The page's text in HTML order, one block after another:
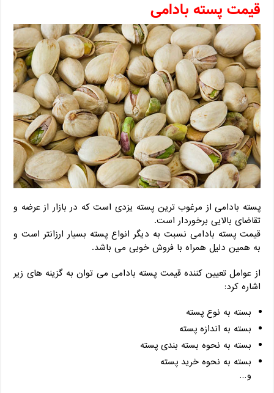
قیمت پسته بادامی
پسته بادامی از مرغوب ترین پسته یزدی است که در بازار از عرضه و
تقاضای بالایی برخوردار است.
قیمت پسته بادامی نسبت به دیگر انواع پسته بسیار ارزانتر است و
به همین دلیل همراه با فروش خوبی می باشد.
از عوامل تعیین کننده قیمت پسته بادامی می توان به گزینه های زیر
اشاره کرد:
بسته به نوع پسته
بسته به اندازه پسته
بسته به نحوه بسته بندی پسته
بسته به نحوه خرید پسته
و…